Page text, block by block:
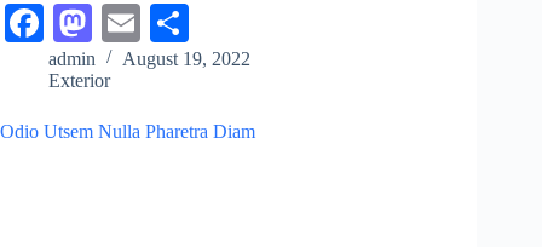
Fa
ce
bo
ok
M
as
to
do
E
m ha
admin
August 19, 2022
Exterior
Odio Utsem Nulla Pharetra Diam